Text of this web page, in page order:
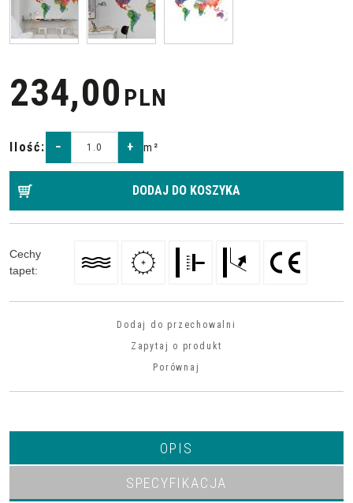
234,00 PLN
Ilość: − + m²
DODAJ DO KOSZYKA
Cechy
tapet:
Dodaj do przechowalni
Zapytaj o produkt
Porównaj
OPIS
SPECYFIKACJA